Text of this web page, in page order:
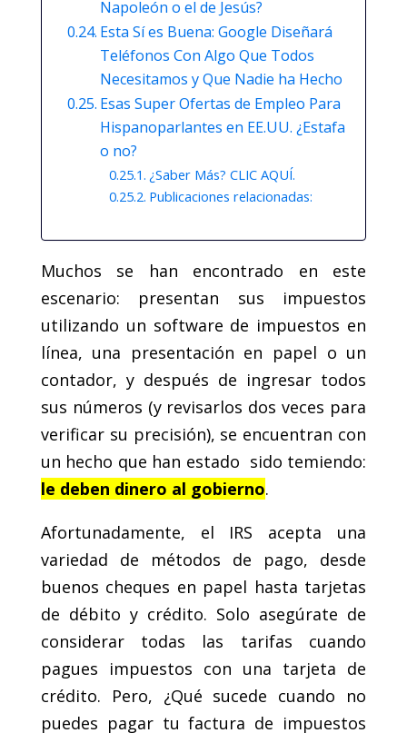
Napoleón o el de Jesús?
Esta Sí es Buena: Google Diseñará
Teléfonos Con Algo Que Todos
Necesitamos y Que Nadie ha Hecho
Esas Super Ofertas de Empleo Para
Hispanoparlantes en EE.UU. ¿Estafa
o no?
¿Saber Más? CLIC AQUÍ.
Publicaciones relacionadas:
Muchos se han encontrado en este
escenario: presentan sus impuestos
utilizando un software de impuestos en
línea, una presentación en papel o un
contador, y después de ingresar todos
sus números (y revisarlos dos veces para
verificar su precisión), se encuentran con
un hecho que han estado sido temiendo:
le deben dinero al gobierno.
Afortunadamente, el IRS acepta una
variedad de métodos de pago, desde
buenos cheques en papel hasta tarjetas
de débito y crédito. Solo asegúrate de
considerar todas las tarifas cuando
pagues impuestos con una tarjeta de
crédito. Pero, ¿Qué sucede cuando no
puedes pagar tu factura de impuestos